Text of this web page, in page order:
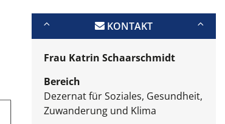
KONTAKT
Frau Katrin Schaarschmidt
Bereich
Dezernat für Soziales, Gesundheit,
Zuwanderung und Klima